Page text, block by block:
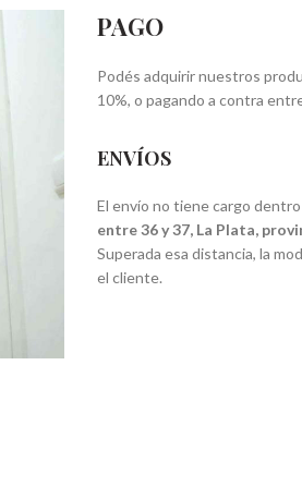
PAGO
Podés adquirir nuestros
10%, o pagando a contra
ENVÍOS
El envío no tiene cargo
entre 36 y 37, La Plata,
Superada esa distancia, la
el cliente.